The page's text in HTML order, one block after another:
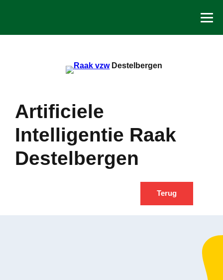
Destelbergen
Artificiele
Intelligentie Raak
Destelbergen
Terug